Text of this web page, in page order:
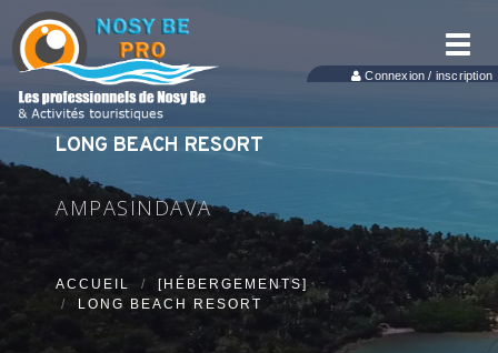
Connexion / inscription
LONG BEACH RESORT
AMPASINDAVA
ACCUEIL
[HÉBERGEMENTS]
LONG BEACH RESORT